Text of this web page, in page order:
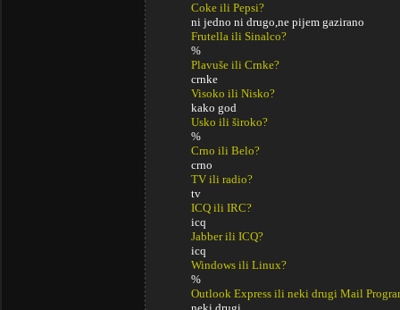
Coke ili Pepsi?
ni jedno ni drugo,ne pijem gazirano
Frutella ili Sinalco?
%
Plavuše ili Crnke?
crnke
Visoko ili Nisko?
kako god
Usko ili široko?
%
Crno ili Belo?
crno
TV ili radio?
tv
ICQ ili IRC?
icq
Jabber ili ICQ?
icq
Windows ili Linux?
%
Outlook Express ili neki drugi Mail